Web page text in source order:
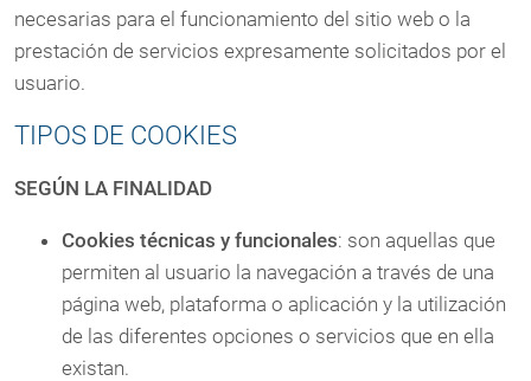
necesarias para el funcionamiento del sitio web o la
prestación de servicios expresamente solicitados por el
usuario.
TIPOS DE COOKIES
SEGÚN LA FINALIDAD
Cookies técnicas y funcionales: son aquellas que
permiten al usuario la navegación a través de una
página web, plataforma o aplicación y la utilización
de las diferentes opciones o servicios que en ella
existan.